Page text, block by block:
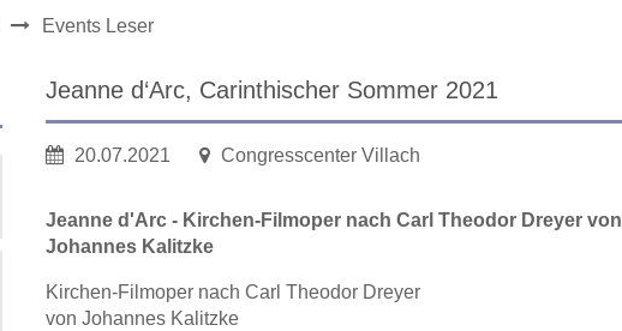
Events Leser
Jeanne d‘Arc, Carinthischer Sommer 2021
20.07.2021 Congresscenter Villach
Jeanne d'Arc - Kirchen-Filmoper nach Carl Theodor Dreyer von
Johannes Kalitzke
Kirchen-Filmoper nach Carl Theodor Dreyer
von Johannes Kalitzke